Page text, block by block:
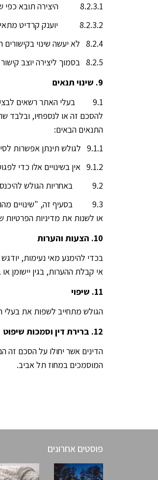
8.2.3.1 היצירה תובא כפי שהיא – לא ייעשה ביצירה כל שינוי, סילוף או פגם.
8.2.3.2 יוענק קרדיט מתאים ליוצר היצירה.
8.2.4 לא יעשה שינוי בקישורים היוצאים מגוף היצירה, לרבות הוספת קישורים חדשים, הסרת קישורים קיימים או הוספת הוראות nofollow או noindex לקישורים קיימים.
8.2.5 בסמוך ליצירה יוצב קישור בולט (ללא הוראת nofollow או noindex) למקור היצירה באתר, כאשר מילות הקישור יכללו את המילים "mob-right".
9. שינוי תנאים
9.1 בעלי האתר רשאים
התנאים הבאים:
9.1.1 לגולש תינתן אפשרות לסיים את ההתקשרות בהסכם זה טרם כניסת השינויים לתוקף.
9.1.2 אין בשינויים אלו כדי לפגוע בפעולות אשר בוצעו על ידי הגולש טרם כניסת השינויים לתוקף.
9.2 באחריות הגולש להיכנס לדף זה בכדי לברר האם בוצעו שינויים להסכם זה.
9.3 בסעיף זה, "שינויים
או לשנות את מדיניות
10. הצעות והערות
בכדי להימנע מאי נעימות,
אי קבלת ההערות, בגין יישומן
11. שיפוי
הגולש מתחייב לשפות את
12. ברירת דין וסמכות שיפוט
הדינים אשר יחולו על הסכם
המוסמכים במחוז תל אביב.
פוסטים אחרונים